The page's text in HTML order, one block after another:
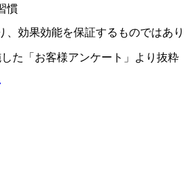
慣
効果効能を保証するものではあり
た「お客様アンケート」より抜粋